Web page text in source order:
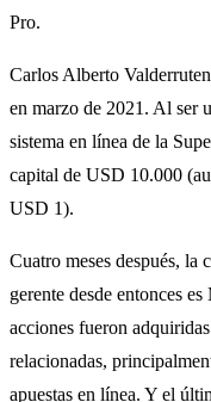
Pro.
Carlos Alberto
en marzo de 2021. Al ser
sistema en línea de la
capital de USD 10.000
USD 1).
Cuatro meses después, la
gerente desde entonces
acciones fueron
relacionadas,
apuestas en línea. Y el